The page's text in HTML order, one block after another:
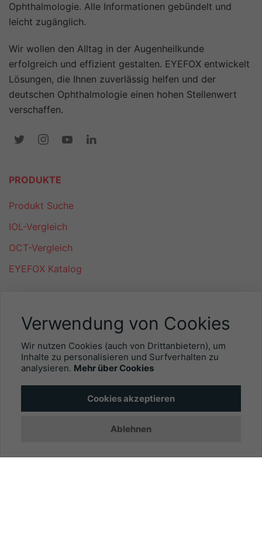
Ophthalmologie. Alle Informationen gebündelt und
leicht zugänglich.
Wir wollen den Alltag in der Augenheilkunde
erfolgreich und effizient gestalten. EYEFOX entwickelt
Lösungen, die Ihnen zuverlässig helfen und der
deutschen Ophthalmologie einen hohen Stellenwert
verschaffen.
PRODUKTE
Produkt Suche
IOL-Vergleich
OCT-Vergleich
EYEFOX Katalog
Mitgliederbereich
Newsletter
Personalgewinnung mit EYEFOX
INFORMATIONEN
Werben mit EYEFOX
Verwendung von Cookies
Wir nutzen Cookies (auch von Drittanbietern), um
Inhalte zu personalisieren und Surfverhalten zu
analysieren. Mehr über Cookies
Cookies akzeptieren
Ablehnen